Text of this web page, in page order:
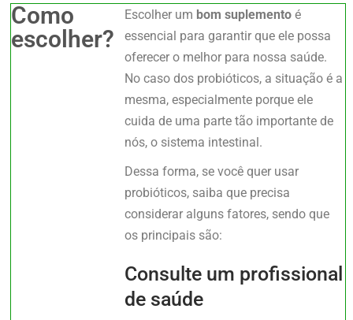
Como
escolher?
Escolher um bom suplemento é
essencial para garantir que ele possa
oferecer o melhor para nossa saúde.
No caso dos probióticos, a situação é a
mesma, especialmente porque ele
cuida de uma parte tão importante de
nós, o sistema intestinal.
Dessa forma, se você quer usar
probióticos, saiba que precisa
considerar alguns fatores, sendo que
os principais são:
Consulte um profissional
de saúde